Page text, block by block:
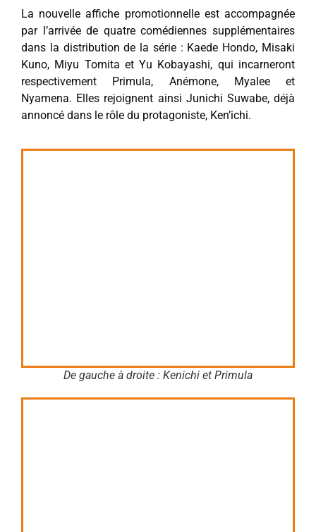
La nouvelle affiche promotionnelle est accompagnée
par l’arrivée de quatre comédiennes supplémentaires
dans la distribution de la série : Kaede Hondo, Misaki
Kuno, Miyu Tomita et Yu Kobayashi, qui incarneront
respectivement Primula, Anémone, Myalee et
Nyamena. Elles rejoignent ainsi Junichi Suwabe, déjà
annoncé dans le rôle du protagoniste, Ken’ichi.
De gauche à droite : Kenichi et Primula